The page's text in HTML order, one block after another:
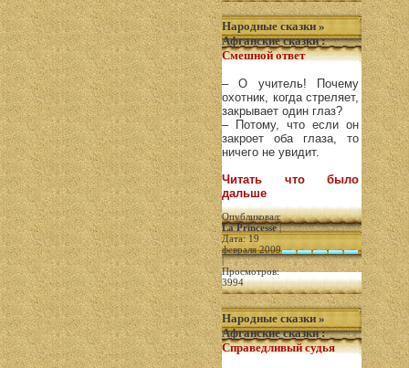
Народные сказки »
Афганские сказки:
Смешной ответ
– О учитель! Почему
охотник, когда стреляет,
закрывает один глаз?
– Потому, что если он
закроет оба глаза, то
ничего не увидит.
Читать что было
дальше
Опубликовал:
La Princesse|
Дата: 19
февраля 2009
|
Просмотров:
3994
Народные сказки »
Афганские сказки:
Справедливый судья